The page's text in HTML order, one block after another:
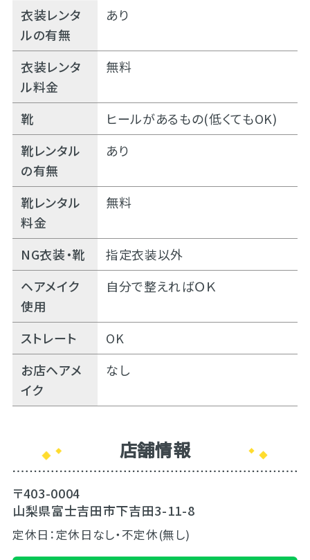
衣装レンタ
ルの有無
あり
衣装レンタ
ル料金
無料
靴
ヒールがあるもの(低くてもOK)
靴レンタル
の有無
あり
靴レンタル
料金
無料
NG衣装・靴
指定衣装以外
ヘアメイク
使用
自分で整えればＯＫ
ストレート
OK
お店ヘアメ
イク
なし
店舗情報
〒403-0004
山梨県富士吉田市下吉田3-11-8
定休日：定休日なし・不定休(無し)